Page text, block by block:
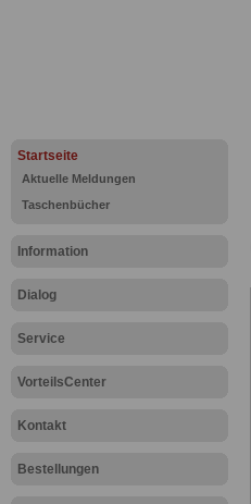
Startseite
Aktuelle Meldungen
Taschenbücher
Information
Dialog
Service
VorteilsCenter
Kontakt
Bestellungen